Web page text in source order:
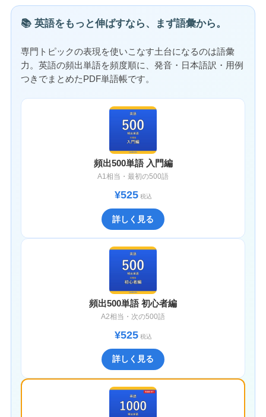
📚 英語をもっと伸ばすなら、まず語彙から。
専門トピックの表現を使いこなす土台になるのは語彙
力。英語の頻出単語を頻度順に、発音・日本語訳・用例
つきでまとめたPDF単語帳です。
頻出500単語 入門編
A1相当・最初の500語
¥525税込
詳しく見る
頻出500単語 初心者編
A2相当・次の500語
¥525税込
詳しく見る